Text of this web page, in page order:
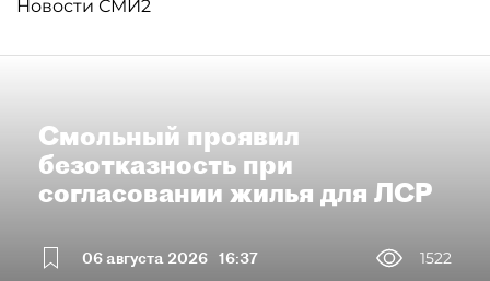
Новости СМИ2
Смольный проявил
безотказность при
согласовании жилья для ЛСР
06 августа 2026 16:37
1522